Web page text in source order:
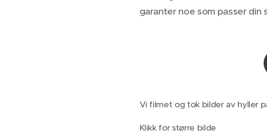
garanter noe som passer din
Vi filmet og tok bilder av hyller
Klikk for større bilde